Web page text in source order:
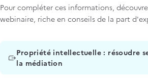
Pour compléter ces informations,
webinaire, riche en conseils de la part
Titre
Propriété intellectuelle : résoudre
la médiation